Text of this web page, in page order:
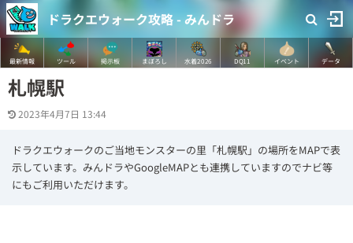
ドラクエウォーク攻略 - みんドラ
最新情報 ツール 掲示板 まぼろし 水着2026 DQ11 イベント データ
札幌駅
2023年4月7日 13:44
ドラクエウォークのご当地モンスターの里「札幌駅」の場所をMAPで表
示しています。みんドラやGoogleMAPとも連携していますのでナビ等
にもご利用いただけます。